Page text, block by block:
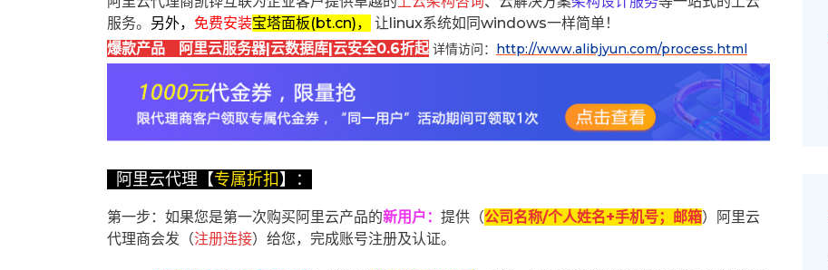
服务。 另外， 免费安装宝塔面板(bt.cn)，
让linux系统如同windows一样简单！
爆款产品 阿里云服务器|云数据库|云安全0.6折起 详情访问： http://www.alibjyun.com/process.html
阿里云代理【专属折扣】：
第一步：如果您是第一次购买阿里云产品的新用户 ： 提供（公司名称/个人姓名+手机号；邮箱）阿里云
代理商会发（注册连接）给您，完成账号注册及认证。